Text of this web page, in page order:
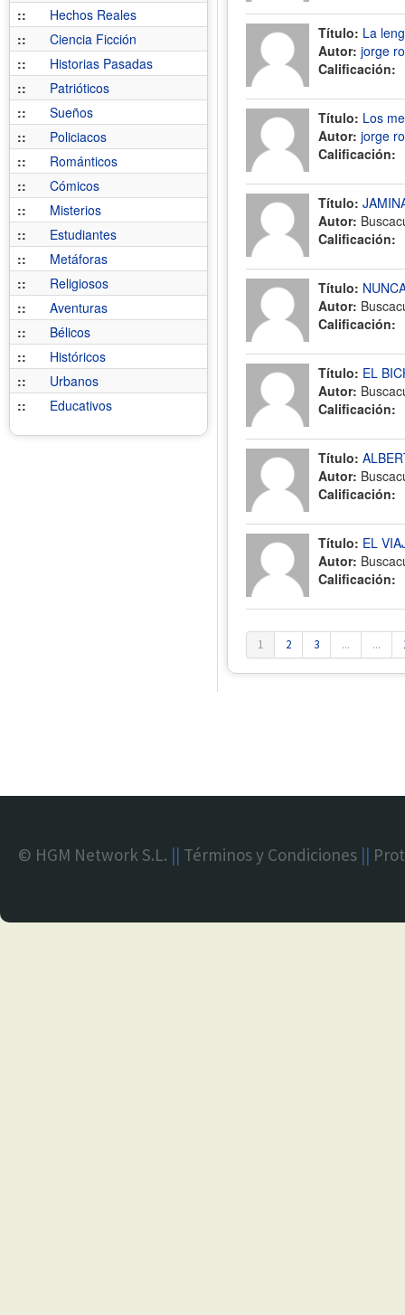
::
Hechos Reales
::
Ciencia Ficción
::
Historias Pasadas
::
Patrióticos
::
Sueños
::
Policiacos
::
Románticos
::
Cómicos
::
Misterios
::
Estudiantes
::
Metáforas
::
Religiosos
::
Aventuras
::
Bélicos
::
Históricos
::
Urbanos
::
Educativos
Título: La
Autor: jorge
Calificación:
Título: Los
Autor: jorge
Calificación:
Título:
Autor:
Calificación:
Título:
Autor:
Calificación:
Título: EL
Autor:
Calificación:
Título:
Autor:
Calificación:
Título: EL
Autor:
Calificación:
1 2 3 ... ...
© HGM Network S.L. || Términos y Condiciones ||